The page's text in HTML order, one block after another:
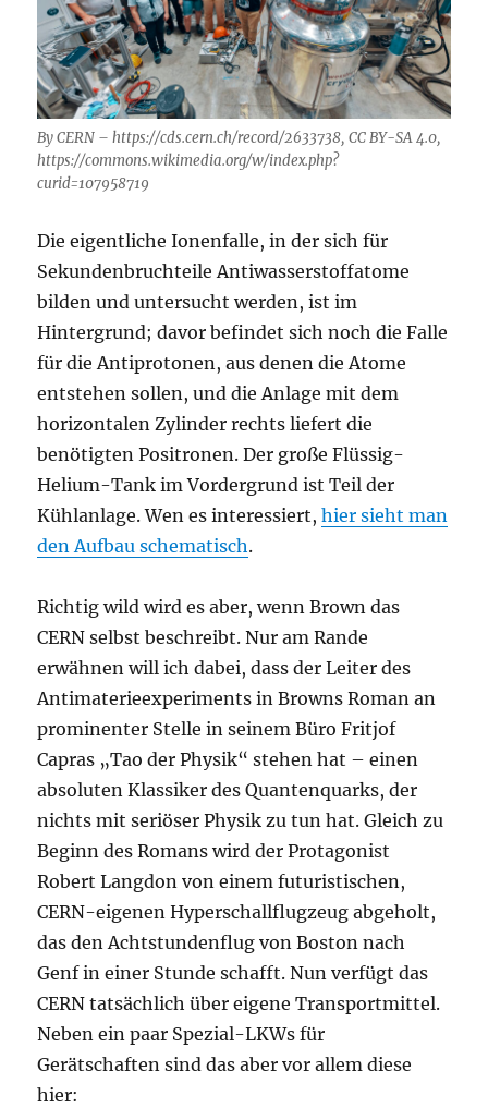
By CERN – https://cds.cern.ch/record/2633738, CC BY-SA 4.0,
https://commons.wikimedia.org/w/index.php?
curid=107958719
Die eigentliche Ionenfalle, in der sich für
Sekundenbruchteile Antiwasserstoffatome
bilden und untersucht werden, ist im
Hintergrund; davor befindet sich noch die Falle
für die Antiprotonen, aus denen die Atome
entstehen sollen, und die Anlage mit dem
horizontalen Zylinder rechts liefert die
benötigten Positronen. Der große Flüssig-
Helium-Tank im Vordergrund ist Teil der
Kühlanlage. Wen es interessiert,hier sieht man
den Aufbau schematisch.
Richtig wild wird es aber, wenn Brown das
CERN selbst beschreibt. Nur am Rande
erwähnen will ich dabei, dass der Leiter des
Antimaterieexperiments in Browns Roman an
prominenter Stelle in seinem Büro Fritjof
Capras „Tao der Physik“ stehen hat – einen
absoluten Klassiker des Quantenquarks, der
nichts mit seriöser Physik zu tun hat. Gleich zu
Beginn des Romans wird der Protagonist
Robert Langdon von einem futuristischen,
CERN-eigenen Hyperschallflugzeug abgeholt,
das den Achtstundenflug von Boston nach
Genf in einer Stunde schafft. Nun verfügt das
CERN tatsächlich über eigene Transportmittel.
Neben ein paar Spezial-LKWs für
Gerätschaften sind das aber vor allem diese
hier: